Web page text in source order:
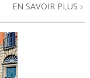
EN SAVOIR PLUS